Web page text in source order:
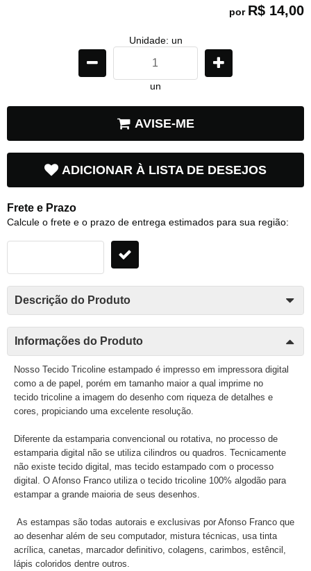
por R$ 14,00
Unidade: un
un
AVISE-ME
ADICIONAR À LISTA DE DESEJOS
Frete e Prazo
Calcule o frete e o prazo de entrega estimados para sua região:
Descrição do Produto
Informações do Produto
Nosso Tecido Tricoline estampado é impresso em impressora digital
como a de papel, porém em tamanho maior a qual imprime no
tecido tricoline a imagem do desenho com riqueza de detalhes e
cores, propiciando uma excelente resolução.
Diferente da estamparia convencional ou rotativa, no processo de
estamparia digital não se utiliza cilindros ou quadros. Tecnicamente
não existe tecido digital, mas tecido estampado com o processo
digital. O Afonso Franco utiliza o tecido tricoline 100% algodão para
estampar a grande maioria de seus desenhos.
As estampas são todas autorais e exclusivas por Afonso Franco que
ao desenhar além de seu computador, mistura técnicas, usa tinta
acrílica, canetas, marcador definitivo, colagens, carimbos, estêncil,
lápis coloridos dentre outros.